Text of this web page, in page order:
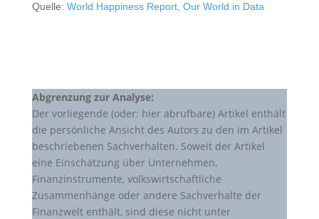
Quelle: World Happiness Report, Our World in Data
Abgrenzung zur Analyse:
Der vorliegende (oder: hier abrufbare) Artikel enthält
die persönliche Ansicht des Autors zu den im Artikel
beschriebenen Sachverhalten. Soweit der Artikel
eine Einschätzung über Unternehmen,
Finanzinstrumente, volkswirtschaftliche
Zusammenhänge oder andere Sachverhalte der
Finanzwelt enthält, sind diese nicht unter